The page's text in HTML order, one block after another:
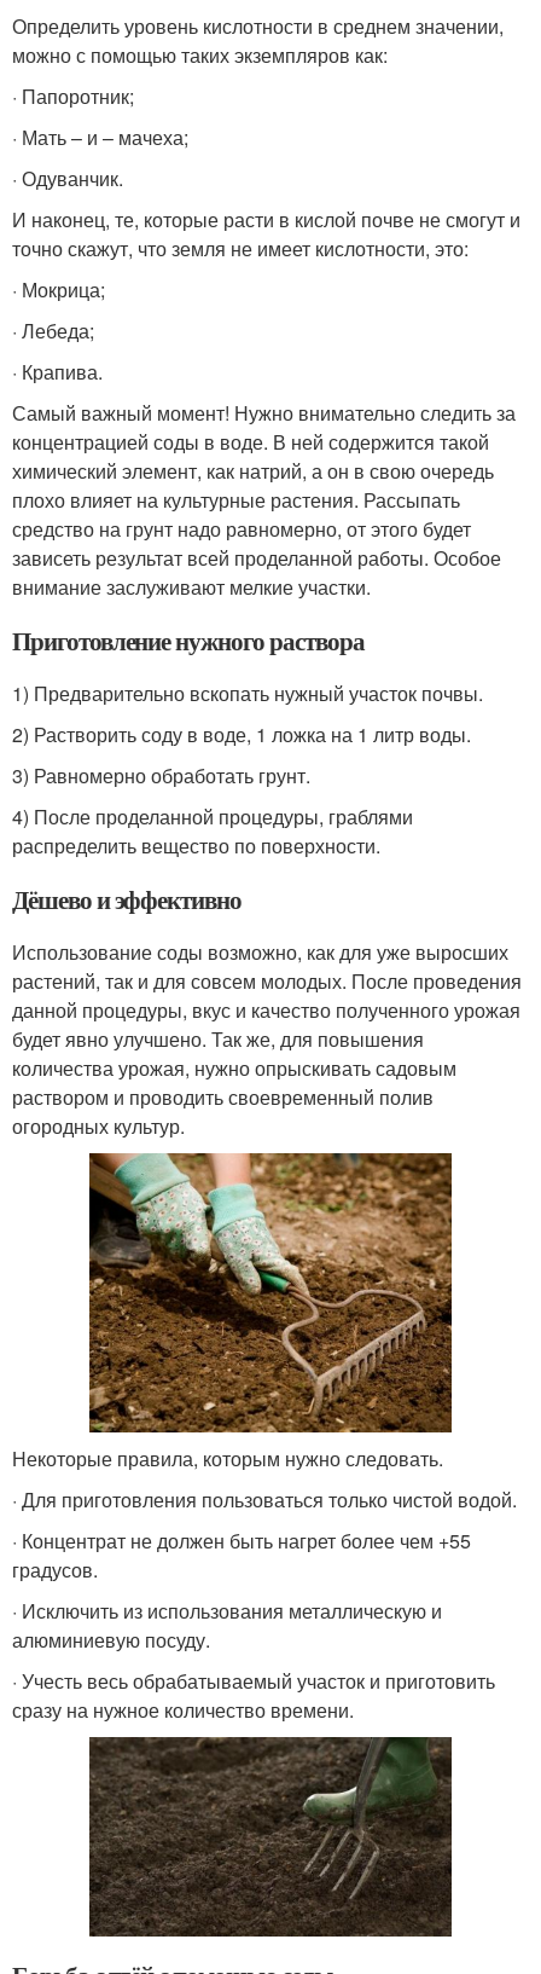
Определить уровень кислотности в среднем значении,
можно с помощью таких экземпляров как:
· Папоротник;
· Мать – и – мачеха;
· Одуванчик.
И наконец, те, которые расти в кислой почве не смогут и
точно скажут, что земля не имеет кислотности, это:
· Мокрица;
· Лебеда;
· Крапива.
Самый важный момент! Нужно внимательно следить за
концентрацией соды в воде. В ней содержится такой
химический элемент, как натрий, а он в свою очередь
плохо влияет на культурные растения. Рассыпать
средство на грунт надо равномерно, от этого будет
зависеть результат всей проделанной работы. Особое
внимание заслуживают мелкие участки.
Приготовление нужного раствора
1) Предварительно вскопать нужный участок почвы.
2) Растворить соду в воде, 1 ложка на 1 литр воды.
3) Равномерно обработать грунт.
4) После проделанной процедуры, граблями
распределить вещество по поверхности.
Дёшево и эффективно
Использование соды возможно, как для уже выросших
растений, так и для совсем молодых. После проведения
данной процедуры, вкус и качество полученного урожая
будет явно улучшено. Так же, для повышения
количества урожая, нужно опрыскивать садовым
раствором и проводить своевременный полив
огородных культур.
Некоторые правила, которым нужно следовать.
· Для приготовления пользоваться только чистой водой.
· Концентрат не должен быть нагрет более чем +55
градусов.
· Исключить из использования металлическую и
алюминиевую посуду.
· Учесть весь обрабатываемый участок и приготовить
сразу на нужное количество времени.